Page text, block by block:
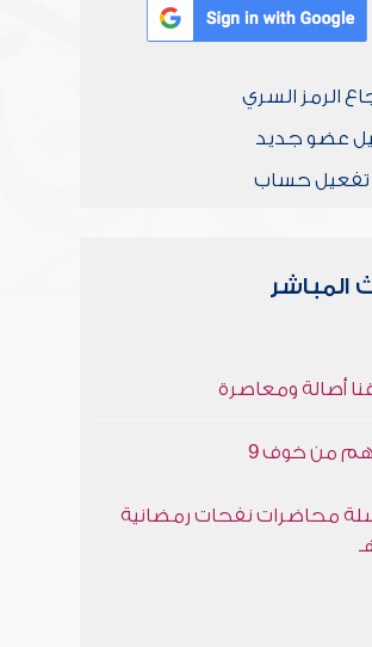
الرمز السري
عضو جديد
تفعيل حساب
المباشر
أصالة ومعاصرة
من خوف 9
محاضرات نفحات رمضانية